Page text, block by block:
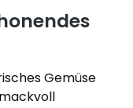
Gemüse